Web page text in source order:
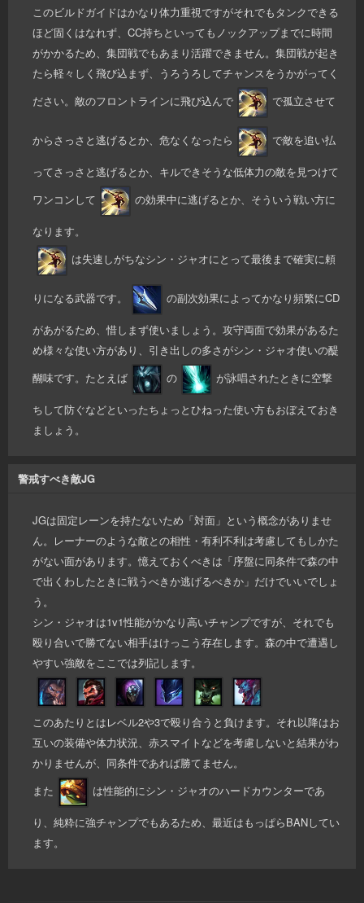
このビルドガイドはかなり体力重視ですがそれでもタンクできる
ほど固くはなれず、CC持ちといってもノックアップまでに時間
がかかるため、集団戦でもあまり活躍できません。集団戦が起き
たら軽々しく飛び込まず、うろうろしてチャンスをうかがってく
ださい。敵のフロントラインに飛び込んで
で孤立させて
からさっさと逃げるとか、危なくなったら で敵を追い払
ってさっさと逃げるとか、キルできそうな低体力の敵を見つけて
ワンコンして
の効果中に逃げるとか、そういう戦い方に
なります。
は失速しがちなシン・ジャオにとって最後まで確実に頼
りになる武器です。 の副次効果によってかなり頻繁にCD
があがるため、惜しまず使いましょう。攻守両面で効果があるた
め様々な使い方があり、引き出しの多さがシン・ジャオ使いの醍
醐味です。たとえば
の が詠唱されたときに空撃
ちして防ぐなどといったちょっとひねった使い方もおぼえておき
ましょう。
警戒すべき敵JG
JGは固定レーンを持たないため「対面」という概念がありませ
ん。レーナーのような敵との相性・有利不利は考慮してもしかた
がない面があります。憶えておくべきは「序盤に同条件で森の中
で出くわしたときに戦うべきか逃げるべきか」だけでいいでしょ
う。
シン・ジャオは1v1性能がかなり高いチャンプですが、それでも
殴り合いで勝てない相手はけっこう存在します。森の中で遭遇し
やすい強敵をここでは列記します。
このあたりとはレベル2や3で殴り合うと負けます。それ以降はお
互いの装備や体力状況、赤スマイトなどを考慮しないと結果がわ
かりませんが、同条件であれば勝てません。
また
は性能的にシン・ジャオのハードカウンターであ
り、純粋に強チャンプでもあるため、最近はもっぱらBANしてい
ます。